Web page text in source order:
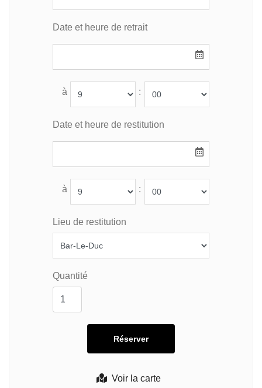
Voir la carte
Date et heure de retrait
à :
Date et heure de restitution
à :
Lieu de restitution
Quantité